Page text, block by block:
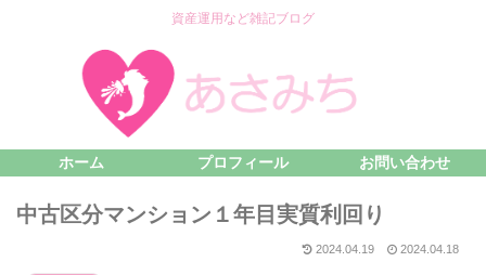
資産運用など雑記ブログ
ホーム プロフィール お問い合わせ
中古区分マンション１年目実質利回り
2024.04.19 2024.04.18